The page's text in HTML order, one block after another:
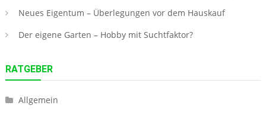
Neues Eigentum – Überlegungen vor dem Hauskauf
Der eigene Garten – Hobby mit Suchtfaktor?
RATGEBER
Allgemein